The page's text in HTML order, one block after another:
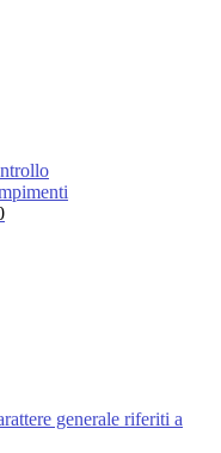
generale riferiti a